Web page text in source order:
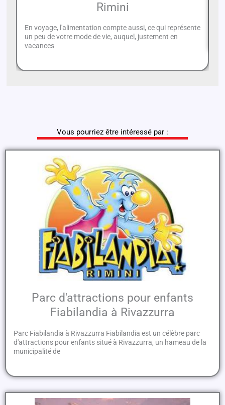
Rimini
En voyage, l'alimentation compte aussi, ce qui représente
un peu de votre mode de vie, auquel, justement en
vacances
Vous pourriez être intéressé par :
Parc d'attractions pour enfants
Fiabilandia à Rivazzurra
Parc Fiabilandia à Rivazzurra Fiabilandia est un célèbre parc
d'attractions pour enfants situé à Rivazzurra, un hameau de la
municipalité de